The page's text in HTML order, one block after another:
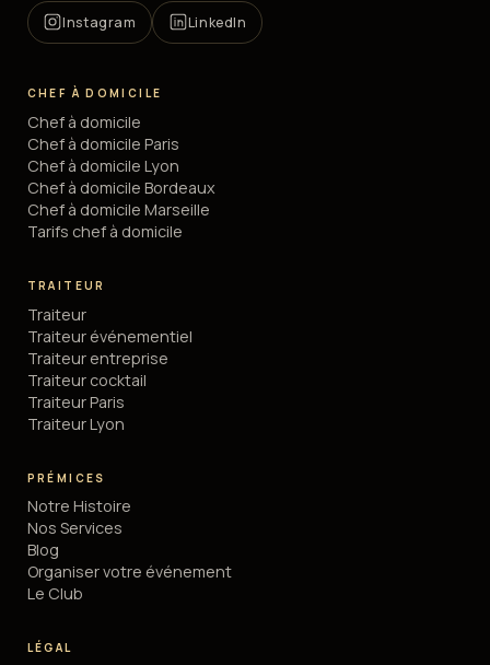
Instagram LinkedIn
CHEF À DOMICILE
Chef à domicile
Chef à domicile Paris
Chef à domicile Lyon
Chef à domicile Bordeaux
Chef à domicile Marseille
Tarifs chef à domicile
TRAITEUR
Traiteur
Traiteur événementiel
Traiteur entreprise
Traiteur cocktail
Traiteur Paris
Traiteur Lyon
PRÉMICES
Notre Histoire
Nos Services
Blog
Organiser votre événement
Le Club
LÉGAL